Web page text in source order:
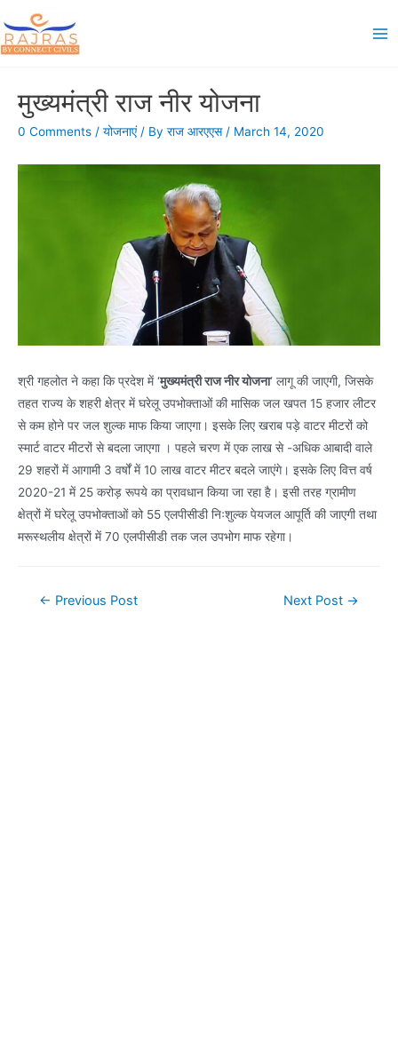
to
content
मुख्यमंत्री राज नीर योजना
0 Comments / योजनाएं/ By राज आरएएस / March 14, 2020
श्री गहलोत ने कहा कि प्रदेश में ‘मुख्यमंत्री राज नीर योजना‘ लागू की जाएगी, जिसके
तहत राज्य के शहरी क्षेत्र में घरेलू उपभोक्ताओं की मासिक जल खपत 15 हजार लीटर
से कम होने पर जल शुल्क माफ किया जाएगा। इसके लिए खराब पड़े वाटर मीटरों को
स्मार्ट वाटर मीटरों से बदला जाएगा । पहले चरण में एक लाख से -अधिक आबादी वाले
29 शहरों में आगामी 3 वर्षों में 10 लाख वाटर मीटर बदले जाएंगे। इसके लिए वित्त वर्ष
2020-21 में 25 करोड़ रूपये का प्रावधान किया जा रहा है। इसी तरह ग्रामीण
क्षेत्रों में घरेलू उपभोक्ताओं को 55 एलपीसीडी निःशुल्क पेयजल आपूर्ति की जाएगी तथा
मरूस्थलीय क्षेत्रों में 70 एलपीसीडी तक जल उपभोग माफ रहेगा।
Post← Previous Post Next Post →